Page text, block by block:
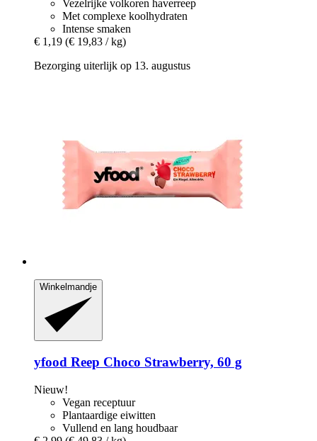
Vezelrijke volkoren haverreep
Met complexe koolhydraten
Intense smaken
€ 1,19 (€ 19,83 / kg)
Bezorging uiterlijk op 13. augustus
Winkelmandje
yfood Reep Choco Strawberry, 60 g
Nieuw!
Vegan receptuur
Plantaardige eiwitten
Vullend en lang houdbaar